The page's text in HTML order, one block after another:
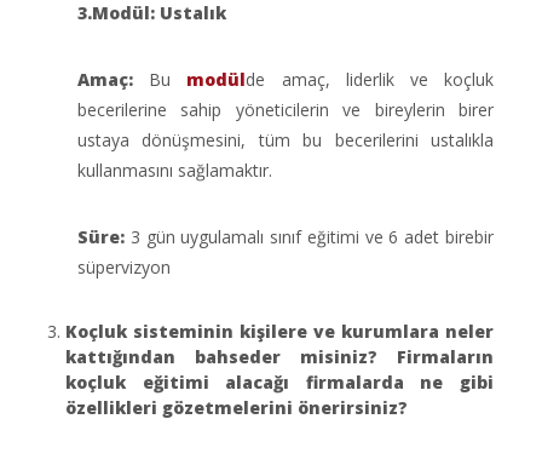
3.Modül: Ustalık
Amaç: Bu modülde amaç, liderlik ve koçluk
becerilerine sahip yöneticilerin ve bireylerin birer
ustaya dönüşmesini, tüm bu becerilerini ustalıkla
kullanmasını sağlamaktır.
Süre: 3 gün uygulamalı sınıf eğitimi ve 6 adet birebir
süpervizyon
Koçluk sisteminin kişilere ve kurumlara neler
kattığından bahseder misiniz? Firmaların
koçluk eğitimi alacağı firmalarda ne gibi
özellikleri gözetmelerini önerirsiniz?